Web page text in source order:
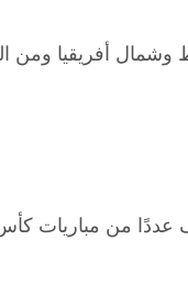
من مباريات كأس